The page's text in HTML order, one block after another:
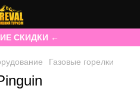
СКИДКИ ←
Газовые горелки